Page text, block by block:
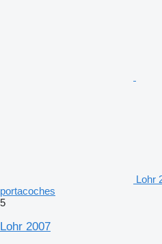
Lohr
portacoches
5
Lohr 2007